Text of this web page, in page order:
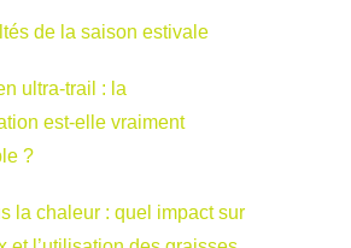
de la saison estivale
ultra-trail : la
est-elle vraiment
?
la chaleur : quel impact sur